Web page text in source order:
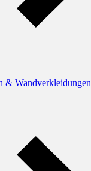
& Wandverkleidungen